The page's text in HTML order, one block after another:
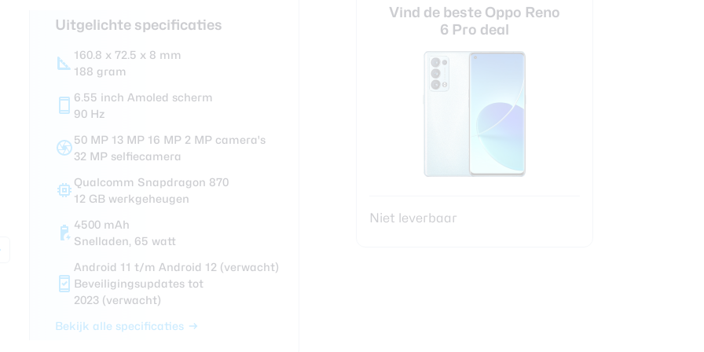
Uitgelichte specificaties
160.8 x 72.5 x 8 mm
188 gram
6.55 inch Amoled scherm
90 Hz
50 MP 13 MP 16 MP 2 MP camera's
32 MP selfiecamera
Qualcomm Snapdragon 870
12 GB werkgeheugen
4500 mAh
Snelladen, 65 watt
Android 11 t/m Android 12 (verwacht)
Beveiligingsupdates tot
2023 (verwacht)
Bekijk alle specificaties
Vind de beste Oppo Reno
6 Pro deal
Niet leverbaar
Z Fold 7